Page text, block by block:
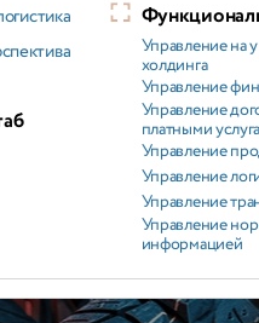
Управление на
холдинга
Управление
Управление
платными
Управление
Управление
Управление
Управление
информацией